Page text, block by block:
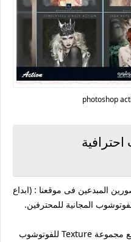
photoshop
المبدعين فى موقعنا : (ابداع
المجانية للمحترفين.
نقدم لكم مجموعة تأثيرات احترافية مع مجموعة Texture للفوتوشوب